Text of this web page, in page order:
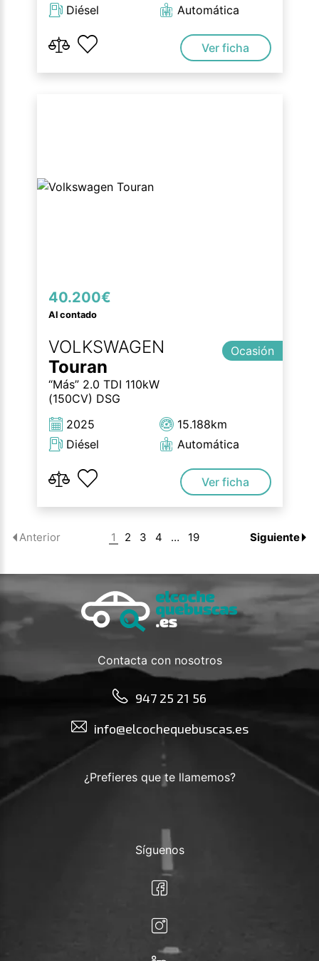
Diésel
Automática
Ver ficha
40.200€
Al contado
VOLKSWAGEN
Touran
“Más” 2.0 TDI 110kW
(150CV) DSG
Ocasión
2025
Diésel
15.188km
Automática
Ver ficha
Anterior 1 2 3 4 … 19 Siguiente
Contacta con nosotros
947 25 21 56
info@elcochequebuscas.es
¿Prefieres que te llamemos?
Síguenos